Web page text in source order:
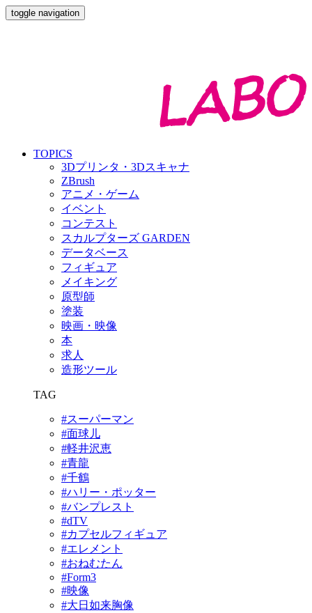
toggle navigation
TOPICS
3Dプリンタ・3Dスキャナ
ZBrush
アニメ・ゲーム
イベント
コンテスト
スカルプターズ GARDEN
データベース
フィギュア
メイキング
原型師
塗装
映画・映像
本
求人
造形ツール
TAG
#スーパーマン
#面球儿
#軽井沢恵
#青龍
#千鶴
#ハリー・ポッター
#バンプレスト
#dTV
#カプセルフィギュア
#エレメント
#おねむたん
#Form3
#映像
#大日如来胸像